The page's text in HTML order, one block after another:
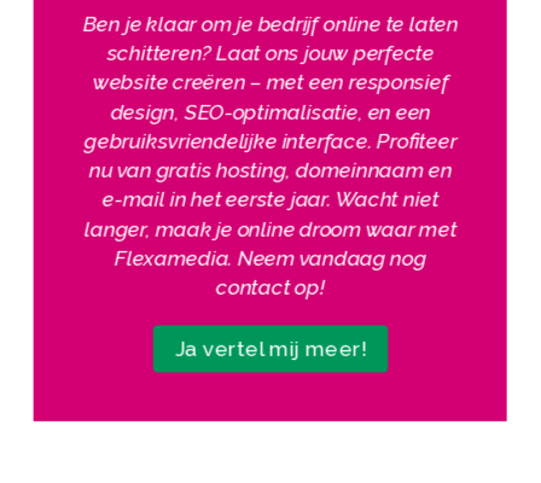
Ben je klaar om je bedrijf online te laten
schitteren? Laat ons jouw perfecte
website creëren – met een responsief
design, SEO-optimalisatie, en een
gebruiksvriendelijke interface. Profiteer
nu van gratis hosting, domeinnaam en
e-mail in het eerste jaar. Wacht niet
langer, maak je online droom waar met
Flexamedia. Neem vandaag nog
contact op!
Ja vertel mij meer!